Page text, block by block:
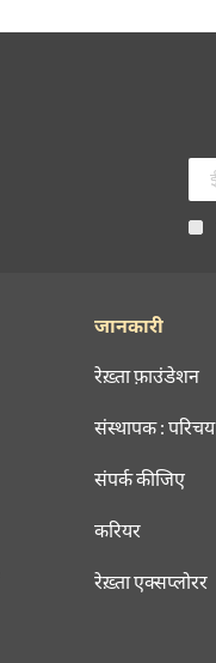
जानकारी
रेख़्ता फ़ाउंडेशन
संस्थापक : परिचय
संपर्क कीजिए
करियर
रेख़्ता एक्सप्लोरर